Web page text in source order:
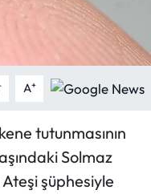
A+
tutunmasının
Solmaz
Ateşi şüphesiyle